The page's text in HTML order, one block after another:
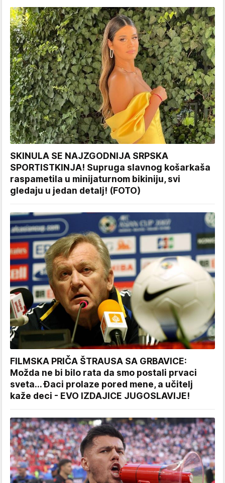
SKINULA SE NAJZGODNIJA SRPSKA
SPORTISTKINJA! Supruga slavnog košarkaša
raspametila u minijaturnom bikiniju, svi
gledaju u jedan detalj! (FOTO)
FILMSKA PRIČA ŠTRAUSA SA GRBAVICE:
Možda ne bi bilo rata da smo postali prvaci
sveta... Đaci prolaze pored mene, a učitelj
kaže deci - EVO IZDAJICE JUGOSLAVIJE!